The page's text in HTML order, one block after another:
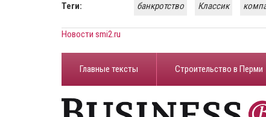
Теги: банкротство Классик
Новости smi2.ru
Главные тексты Строительство в Перми